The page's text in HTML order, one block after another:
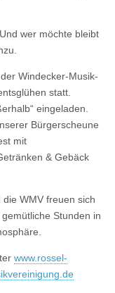
wer möchte bleibt
Windecker-Musik-
statt.
eingeladen.
Bürgerscheune
mit
& Gebäck
WMV freuen sich
Stunden in
www.rossel-